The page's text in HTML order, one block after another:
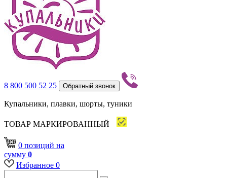
8 800 500 52 25 Обратный звонок
Купальники, плавки, шорты, туники
ТОВАР МАРКИРОВАННЫЙ
0 позиций на
сумму 0
Избранное 0